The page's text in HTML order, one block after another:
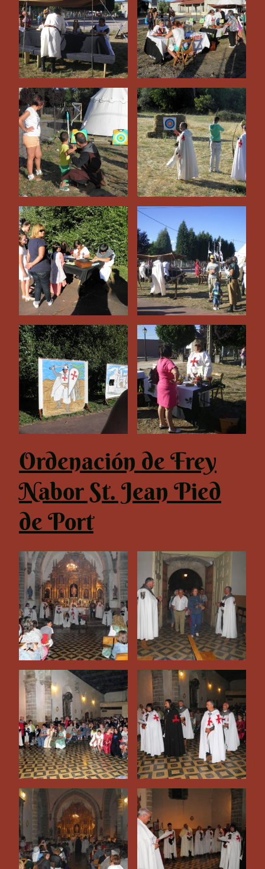
Ordenación de Frey
Nabor St. Jean Pied
de Port